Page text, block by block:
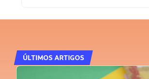
ÚLTIMOS ARTIGOS